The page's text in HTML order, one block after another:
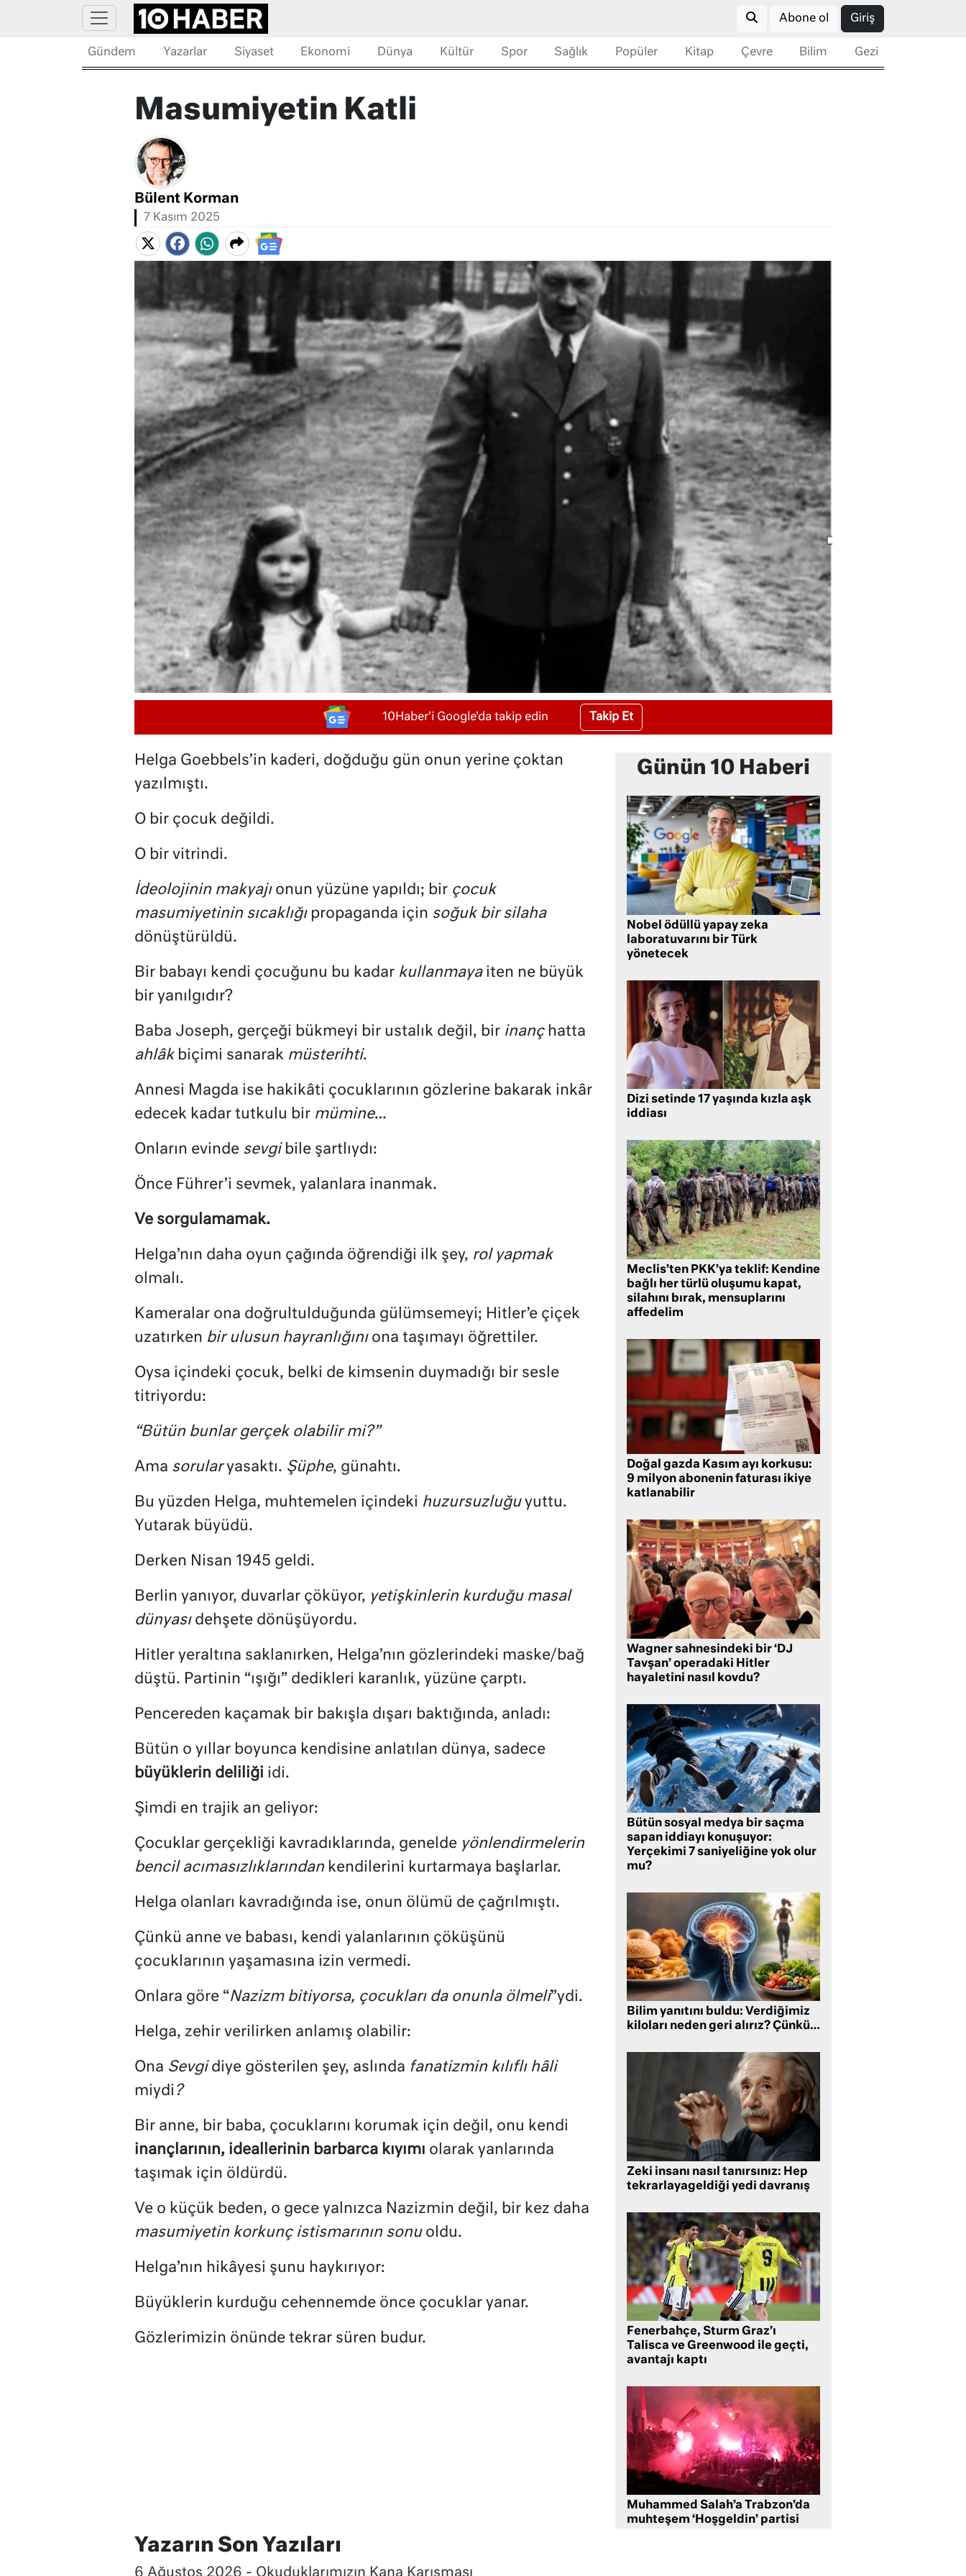
Abone ol Giriş
Gündem Yazarlar Siyaset Ekonomi Dünya Kültür Spor Sağlık Popüler Kitap Çevre Bilim Gezi
Masumiyetin Katli
Bülent Korman
7 Kasım 2025
10Haber'i Google'da takip edin Takip Et
Helga Goebbels’in kaderi, doğduğu gün onun yerine çoktan
yazılmıştı.
O bir çocuk değildi.
O bir vitrindi.
İdeolojinin makyajıonun yüzüne yapıldı; bir çocuk
masumiyetinin sıcaklığıpropaganda için soğuk bir silaha
dönüştürüldü.
Bir babayı kendi çocuğunu bu kadar kullanmayaiten ne büyük
bir yanılgıdır?
Baba Joseph, gerçeği bükmeyi bir ustalık değil, bir inanç hatta
ahlâkbiçimi sanarak müsterihti.
Annesi Magda ise hakikâti çocuklarının gözlerine bakarak inkâr
edecek kadar tutkulu bir mümine…
Onların evinde sevgibile şartlıydı:
Önce Führer’i sevmek, yalanlara inanmak.
Ve sorgulamamak.
Helga’nın daha oyun çağında öğrendiği ilk şey, rol yapmak
olmalı.
Kameralar ona doğrultulduğunda gülümsemeyi; Hitler’e çiçek
uzatırken bir ulusun hayranlığınıona taşımayı öğrettiler.
Oysa içindeki çocuk, belki de kimsenin duymadığı bir sesle
titriyordu:
“Bütün bunlar gerçek olabilir mi?”
Ama sorularyasaktı. Şüphe, günahtı.
Bu yüzden Helga, muhtemelen içindeki huzursuzluğuyuttu.
Yutarak büyüdü.
Derken Nisan 1945 geldi.
Berlin yanıyor, duvarlar çöküyor, yetişkinlerin kurduğu masal
dünyası dehşete dönüşüyordu.
Hitler yeraltına saklanırken, Helga’nın gözlerindeki maske/bağ
düştü. Partinin “ışığı” dedikleri karanlık, yüzüne çarptı.
Pencereden kaçamak bir bakışla dışarı baktığında, anladı:
Bütün o yıllar boyunca kendisine anlatılan dünya, sadece
büyüklerin deliliği idi.
Şimdi en trajik an geliyor:
Çocuklar gerçekliği kavradıklarında, genelde yönlendirmelerin
bencil acımasızlıklarındankendilerini kurtarmaya başlarlar.
Helga olanları kavradığında ise, onun ölümü de çağrılmıştı.
Çünkü anne ve babası, kendi yalanlarının çöküşünü
çocuklarının yaşamasına izin vermedi.
Onlara göre “Nazizm bitiyorsa, çocukları da onunla ölmeli”ydi.
Helga, zehir verilirken anlamış olabilir:
Ona Sevgidiye gösterilen şey, aslında fanatizmin kılıflı hâli
miydi ?
Bir anne, bir baba, çocuklarını korumak için değil, onu kendi
inançlarının, ideallerinin barbarca kıyımı olarak yanlarında
taşımak için öldürdü.
Ve o küçük beden, o gece yalnızca Nazizmin değil, bir kez daha
masumiyetin korkunç istismarının sonu oldu.
Helga’nın hikâyesi şunu haykırıyor:
Büyüklerin kurduğu cehennemde önce çocuklar yanar.
Gözlerimizin önünde tekrar süren budur.
Günün 10 Haberi
Nobel ödüllü yapay zeka
laboratuvarını bir Türk
yönetecek
Dizi setinde 17 yaşında kızla aşk
iddiası
Meclis’ten PKK’ya teklif: Kendine
bağlı her türlü oluşumu kapat,
silahını bırak, mensuplarını
affedelim
Doğal gazda Kasım ayı korkusu:
9 milyon abonenin faturası ikiye
katlanabilir
Wagner sahnesindeki bir ‘DJ
Tavşan’ operadaki Hitler
hayaletini nasıl kovdu?
Bütün sosyal medya bir saçma
sapan iddiayı konuşuyor:
Yerçekimi 7 saniyeliğine yok olur
mu?
Bilim yanıtını buldu: Verdiğimiz
kiloları neden geri alırız? Çünkü…
Zeki insanı nasıl tanırsınız: Hep
tekrarlayageldiği yedi davranış
Fenerbahçe, Sturm Graz’ı
Talisca ve Greenwood ile geçti,
avantajı kaptı
Muhammed Salah’a Trabzon’da
muhteşem ‘Hoşgeldin’ partisi
Yazarın Son Yazıları
6 Ağustos 2026 - Okuduklarımızın Kana Karışması